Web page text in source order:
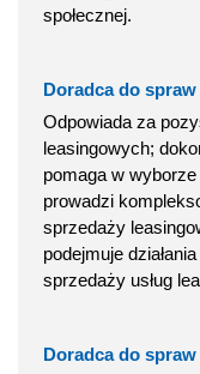
społecznej.
Doradca do
Odpowiada za
leasingowych;
pomaga w
prowadzi
sprzedaży
podejmuje
sprzedaży usług
Doradca do